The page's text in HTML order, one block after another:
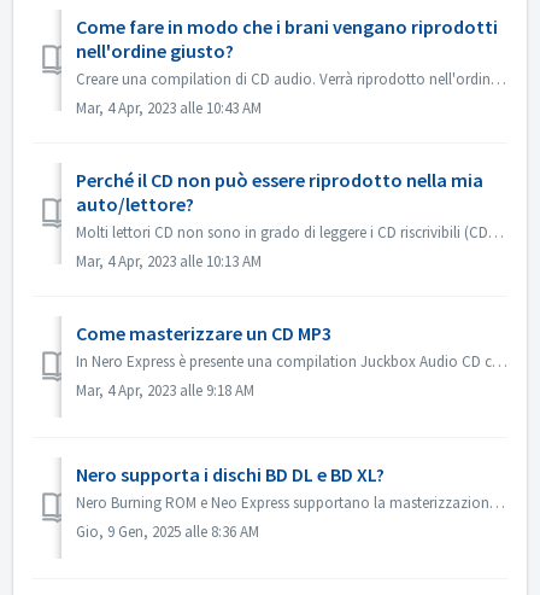
Come fare in modo che i brani vengano riprodotti
nell'ordine giusto?
Creare una compilation di CD audio. Verrà riprodotto nell'ordine in cui sono stati aggiunti i file. Se si crea con un'altra compilation, verrà maste...
Mar, 4 Apr, 2023 alle 10:43 AM
Perché il CD non può essere riprodotto nella mia
auto/lettore?
Molti lettori CD non sono in grado di leggere i CD riscrivibili (CD-RW). Pertanto, per la masterizzazione dei CD audio è necessario utilizzare i normali CD-...
Mar, 4 Apr, 2023 alle 10:13 AM
Come masterizzare un CD MP3
In Nero Express è presente una compilation Juckbox Audio CD che crea un CD con tutti i vostri file MP3, WMA o Nero AAC preferiti che possono essere riprodot...
Mar, 4 Apr, 2023 alle 9:18 AM
Nero supporta i dischi BD DL e BD XL?
Nero Burning ROM e Neo Express supportano la masterizzazione su dischi BD DL (50 GB) e BD XL (100 GB e 128 G). Nero Video supporta la masterizzazione di dis...
Gio, 9 Gen, 2025 alle 8:36 AM